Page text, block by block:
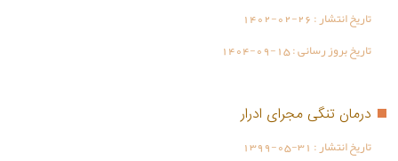
تاریخ انتشار :1402-02-26
تاریخ بروز رسانی :1404-09-15
درمان تنگی مجرای ادرار
تاریخ انتشار : 1399-05-31